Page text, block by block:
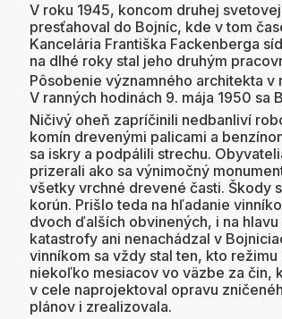
V roku 1945, koncom druhej
presťahoval do Bojníc, kde v tom
Kancelária Františka Fackenberga
na dlhé roky stal jeho druhým
Pôsobenie významného architekta
V ranných hodinách 9. mája 1950 sa
Ničivý oheň zapríčinili nedbanliví
komín drevenými palicami a
sa iskry a podpálili strechu.
prizerali ako sa výnimočný
všetky vrchné drevené časti. Škody
korún. Prišlo teda na hľadanie
dvoch ďalších obvinených, i na
katastrofy ani nenachádzal v
vinníkom sa vždy stal ten, kto
niekoľko mesiacov vo väzbe za čin,
v cele naprojektoval opravu
plánov i zrealizovala.